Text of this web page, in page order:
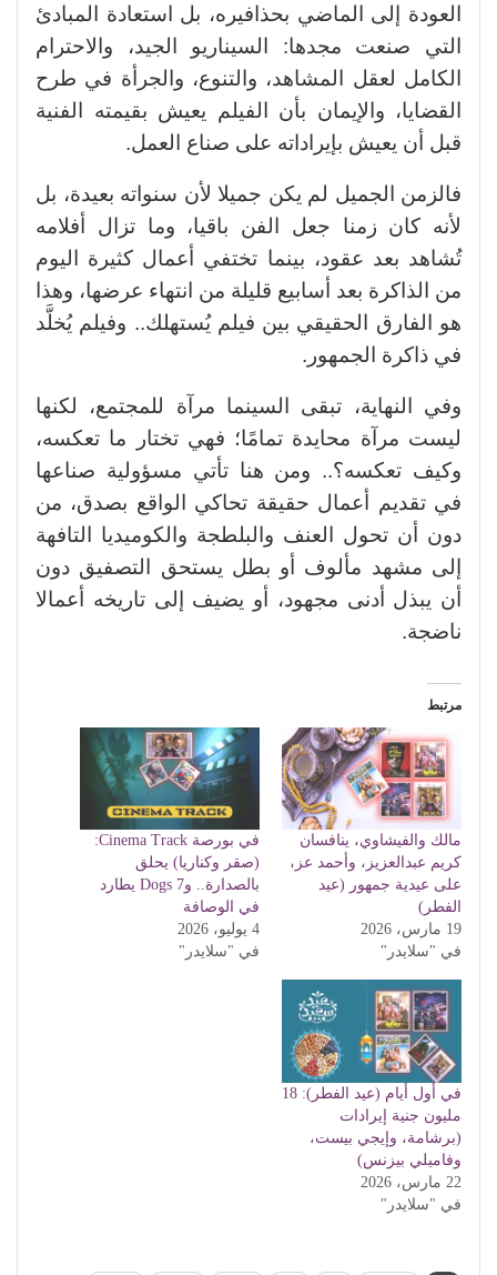
العودة إلى الماضي بحذافيره، بل استعادة المبادئ
التي صنعت مجدها: السيناريو الجيد، والاحترام
الكامل لعقل المشاهد، والتنوع، والجرأة في طرح
القضايا، والإيمان بأن الفيلم يعيش بقيمته الفنية
قبل أن يعيش بإيراداته على صناع العمل.
فالزمن الجميل لم يكن جميلا لأن سنواته بعيدة، بل
لأنه كان زمنا جعل الفن باقيا، وما تزال أفلامه
تُشاهد بعد عقود، بينما تختفي أعمال كثيرة اليوم
من الذاكرة بعد أسابيع قليلة من انتهاء عرضها، وهذا
هو الفارق الحقيقي بين فيلم يُستهلك.. وفيلم يُخلَّد
في ذاكرة الجمهور.
وفي النهاية، تبقى السينما مرآة للمجتمع، لكنها
ليست مرآة محايدة تمامًا؛ فهي تختار ما تعكسه،
وكيف تعكسه؟.. ومن هنا تأتي مسؤولية صناعها
في تقديم أعمال حقيقة تحاكي الواقع بصدق، من
دون أن تحول العنف والبلطجة والكوميديا التافهة
إلى مشهد مألوف أو بطل يستحق التصفيق دون
أن يبذل أدنى مجهود، أو يضيف إلى تاريخه أعمالا
ناضجة.
مرتبط
مالك والفيشاوي، ينافسان
كريم عبدالعزيز، وأحمد عز،
على عيدية جمهور (عيد
الفطر)
19 مارس، 2026
في "سلايدر"
في بورصة Cinema Track:
(صقر وكناريا) يحلق
بالصدارة.. و7 Dogs يطارد
في الوصافة
4 يوليو، 2026
في "سلايدر"
في أول أيام (عيد الفطر): 18
مليون جنية إيرادات
(برشامة، وإيجي بيست،
وفاميلي بيزنس)
22 مارس، 2026
في "سلايدر"